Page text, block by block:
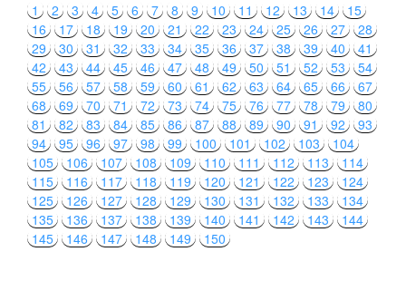
1 2 3 4 5 6 7 8 9 10 11 12 13 14
15
16
17 18 19 20 21 22 23 24 25 26 27
28
29
30 31 32 33 34 35 36 37 38 39 40
41
42
43 44 45 46 47 48 49 50 51 52 53
54
55
56 57 58 59 60 61 62 63 64 65 66
67
68
69 70 71 72 73 74 75 76 77 78 79
80
81
82 83 84 85 86 87 88 89 90 91 92
93
94
95 96 97 98 99 100 101 102 103
104
105
106 107 108 109 110 111 112 113
114
115
116 117 118 119 120 121 122 123
124
125
126 127 128 129 130 131 132 133
134
135
136 137 138 139 140 141 142 143
144
145
146 147 148 149 150